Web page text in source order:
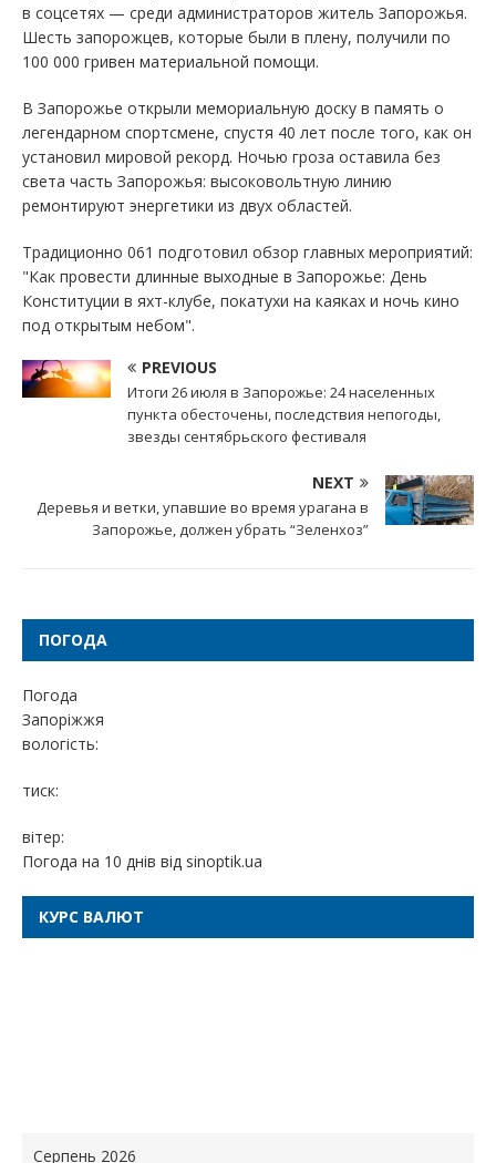
в соцсетях — среди администраторов житель Запорожья.
Шесть запорожцев, которые были в плену, получили по
100 000 гривен материальной помощи.
В Запорожье открыли мемориальную доску в память о
легендарном спортсмене, спустя 40 лет после того, как он
установил мировой рекорд. Ночью гроза оставила без
света часть Запорожья: высоковольтную линию
ремонтируют энергетики из двух областей.
Традиционно 061 подготовил обзор главных мероприятий:
"Как провести длинные выходные в Запорожье: День
Конституции в яхт-клубе, покатухи на каяках и ночь кино
под открытым небом".
PREVIOUS
Итоги 26 июля в Запорожье: 24 населенных
пункта обесточены, последствия непогоды,
звезды сентябрьского фестиваля
NEXT
Деревья и ветки, упавшие во время урагана в
Запорожье, должен убрать “Зеленхоз”
ПОГОДА
Погода
Запоріжжя
вологість:
тиск:
вітер:
Погода на 10 днів від sinoptik.ua
КУРС ВАЛЮТ
Серпень 2026